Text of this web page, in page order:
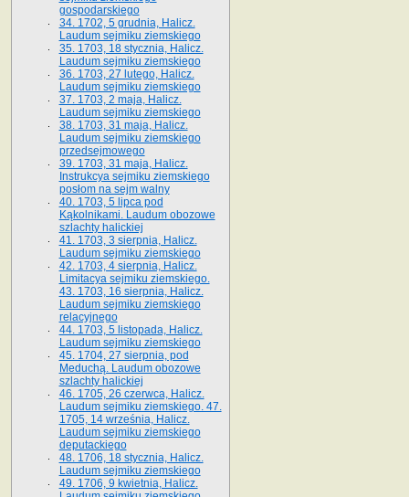
gospodarskiego
34. 1702, 5 grudnia, Halicz.
Laudum sejmiku ziemskiego
35. 1703, 18 stycznia, Halicz.
Laudum sejmiku ziemskiego
36. 1703, 27 lutego, Halicz.
Laudum sejmiku ziemskiego
37. 1703, 2 maja, Halicz.
Laudum sejmiku ziemskiego
38. 1703, 31 maja, Halicz.
Laudum sejmiku ziemskiego
przedsejmowego
39. 1703, 31 maja, Halicz.
Instrukcya sejmiku ziemskiego
posłom na sejm walny
40. 1703, 5 lipca pod
Kąkolnikami. Laudum obozowe
szlachty halickiej
41­. 1703, 3 sierpnia, Halicz.
Laudum sejmiku ziemskiego
42. 1703, 4 sierpnia, Halicz.
Limitacya sejmiku ziemskiego.
43. 1703, 16 sierpnia, Halicz.
Laudum sejmiku ziemskiego
relacyjnego
44. 1703, 5 listopada, Halicz.
Laudum sejmiku ziemskiego
45. 1704, 27 sierpnia, pod
Meduchą. Laudum obozowe
szlachty halickiej
46. 1705, 26 czerwca, Halicz.
Laudum sejmiku ziemskiego. 47.
1705, 14 września, Halicz.
Laudum sejmiku ziemskiego
deputackiego
48. 1706, 18 stycznia, Halicz.
Laudum sejmiku ziemskiego
49. 1706, 9 kwietnia, Halicz.